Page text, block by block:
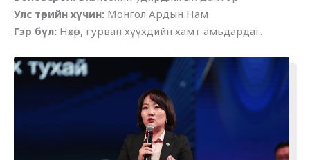
Улс төрийн хүчин: Монгол Ардын Нам
Гэр бүл: Нөхөр, гурван хүүхдийн хамт амьдардаг.